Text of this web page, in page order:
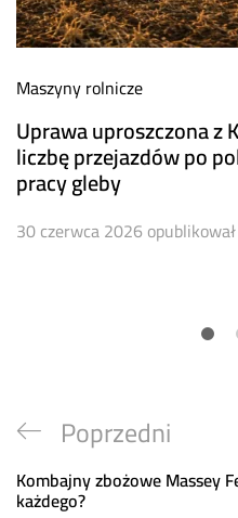
Maszyny rolnicze
Uprawa uproszczona z
liczbę przejazdów po
pracy gleby
30 czerwca 2026 opublikował
Nawigacja
wpisu
Previous
Post
Poprzedni
Kombajny zbożowe Massey
każdego?